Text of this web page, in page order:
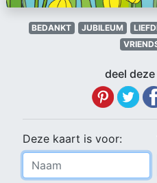
BEDANKT JUBILEUM
deel
Deze kaart is voor: